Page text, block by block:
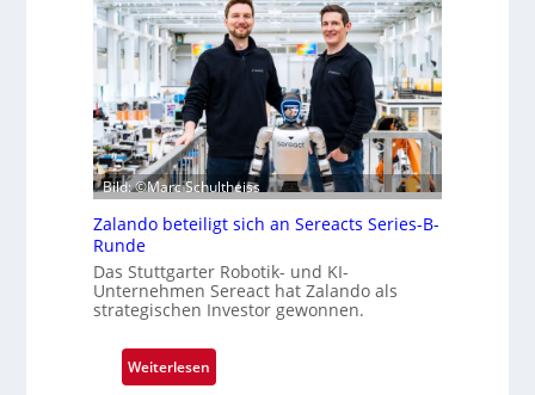
Bild: ©Marc Schultheiss
Zalando beteiligt sich an Sereacts Series-B-
Runde
Das Stuttgarter Robotik- und KI-
Unternehmen Sereact hat Zalando als
strategischen Investor gewonnen.
Weiterlesen:
Z